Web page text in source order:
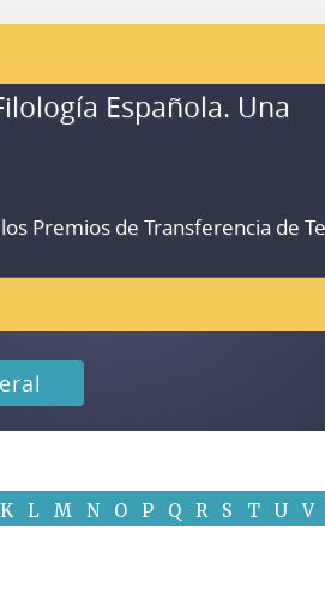
Española. Una
Premios de Transferencia de
K L M N O P Q R S T U V